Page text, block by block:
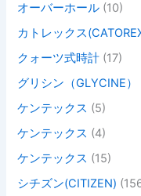
オーバーホール (10)
カトレックス
クォーツ式時計 (17)
グリシン（GLYCINE）
ケンテックス (5)
ケンテックス (4)
ケンテックス (15)
シチズン(CITIZEN)